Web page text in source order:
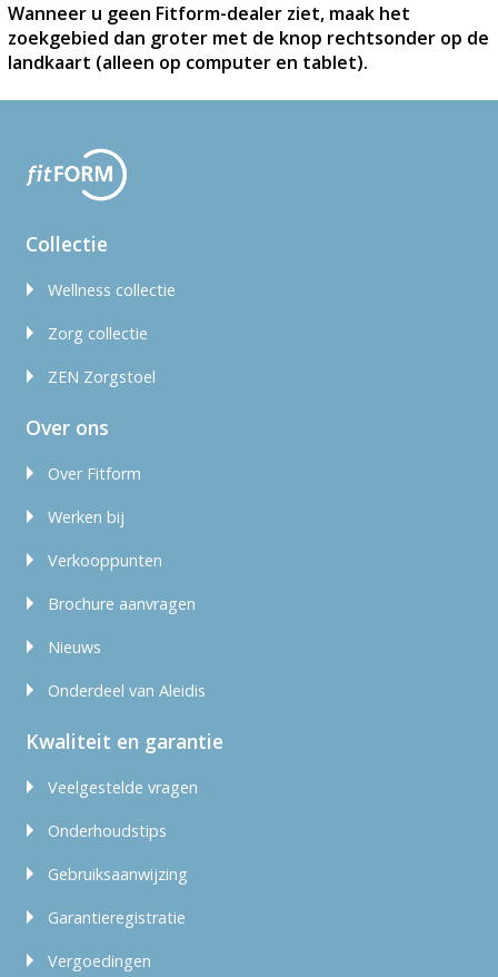
Wanneer u geen Fitform-dealer ziet, maak het
zoekgebied dan groter met de knop rechtsonder op de
landkaart (alleen op computer en tablet).
Collectie
Wellness collectie
Zorg collectie
ZEN Zorgstoel
Over ons
Over Fitform
Werken bij
Verkooppunten
Brochure aanvragen
Nieuws
Onderdeel van Aleidis
Kwaliteit en garantie
Veelgestelde vragen
Onderhoudstips
Gebruiksaanwijzing
Garantieregistratie
Vergoedingen